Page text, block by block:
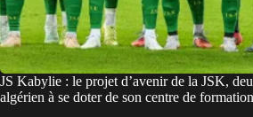
JS Kabylie : le projet d’avenir de la JSK,
algérien à se doter de son centre de formation